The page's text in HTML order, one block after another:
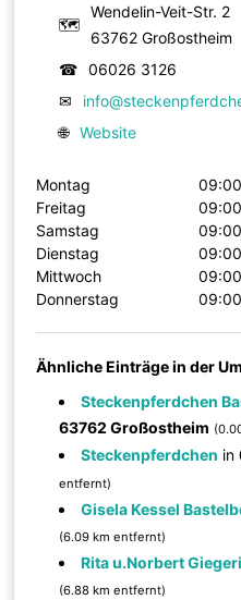
🗺
Wendelin-Veit-Str. 2
63762 Großostheim
☎
06026 3126
✉
🌐 Website
Montag
Freitag
Samstag
Dienstag
Mittwoch
Donnerstag
Ähnliche Einträge in der
Steckenpferdchen
63762 Großostheim
Steckenpferdchen in
entfernt)
Gisela Kessel
(6.09 km entfernt)
Rita u.Norbert
(6.88 km entfernt)